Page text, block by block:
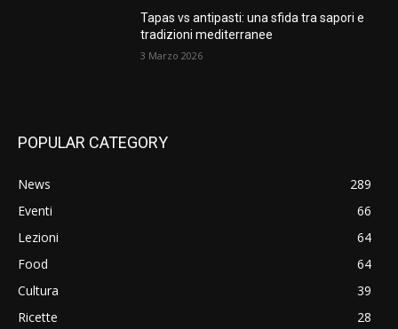
Tapas vs antipasti: una sfida tra sapori e
tradizioni mediterranee
3 Marzo 2026
POPULAR CATEGORY
News
289
Eventi
66
Lezioni
64
Food
64
Cultura
39
Ricette
28